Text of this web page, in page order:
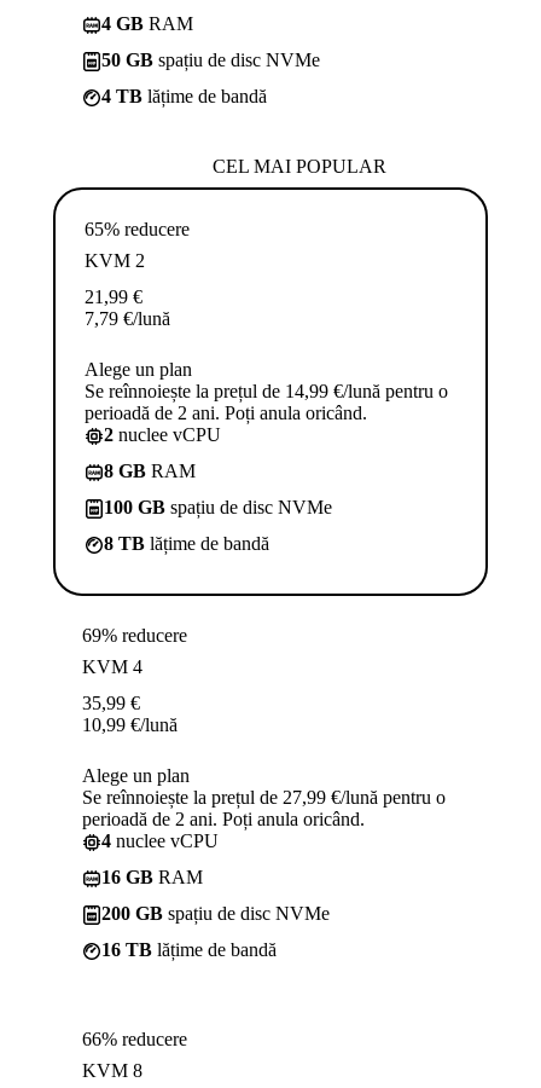
4 GB RAM
50 GB spațiu de disc NVMe
4 TB lățime de bandă
CEL MAI POPULAR
65% reducere
KVM 2
21,99 €
7,79 €/lună
Alege un plan
Se reînnoiește la prețul de 14,99 €/lună pentru o
perioadă de 2 ani. Poți anula oricând.
2 nuclee vCPU
8 GB RAM
100 GB spațiu de disc NVMe
8 TB lățime de bandă
69% reducere
KVM 4
35,99 €
10,99 €/lună
Alege un plan
Se reînnoiește la prețul de 27,99 €/lună pentru o
perioadă de 2 ani. Poți anula oricând.
4 nuclee vCPU
16 GB RAM
200 GB spațiu de disc NVMe
16 TB lățime de bandă
66% reducere
KVM 8